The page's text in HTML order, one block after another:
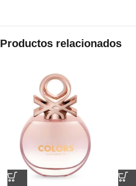
Productos relacionados